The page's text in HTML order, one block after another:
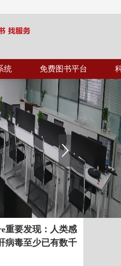
统 免费图书平台
重要发现：人类感
病毒至少已有数千